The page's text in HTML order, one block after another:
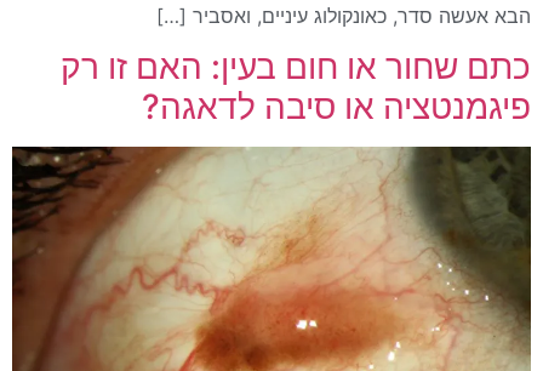
הבא אעשה סדר, כאונקולוג עיניים, ואסביר […]
כתם שחור או חום בעין: האם זו רק
פיגמנטציה או סיבה לדאגה?